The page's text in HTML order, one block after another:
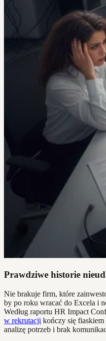
Prawdziwe historie
Nie brakuje firm, które
by po roku wracać do Excela i
Według raportu HR Impact
w rekrutacji kończy się fiaskiem
analizę potrzeb i brak